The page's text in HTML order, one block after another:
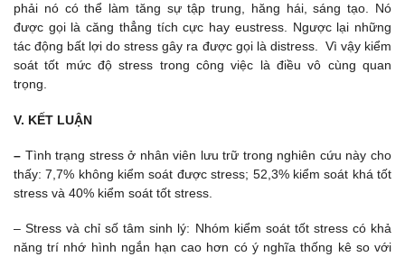
phải nó có thể làm tăng sự tập trung, hăng hái, sáng tạo. Nó
được gọi là căng thẳng tích cực hay eustress. Ngược lại những
tác động bất lợi do stress gây ra được gọi là distress. Vì vậy kiểm
soát tốt mức độ stress trong công việc là điều vô cùng quan
trọng.
V. KẾT LUẬN
– Tình trạng stress ở nhân viên lưu trữ trong nghiên cứu này cho
thấy: 7,7% không kiểm soát được stress; 52,3% kiểm soát khá tốt
stress và 40% kiểm soát tốt stress.
– Stress và chỉ số tâm sinh lý: Nhóm kiểm soát tốt stress có khả
năng trí nhớ hình ngắn hạn cao hơn có ý nghĩa thống kê so với